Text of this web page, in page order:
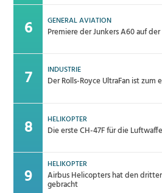
GENERAL AVIATION
Premiere der Junkers A60 auf der
INDUSTRIE
Der Rolls-Royce UltraFan ist zum
HELIKOPTER
Die erste CH-47F für die
HELIKOPTER
Airbus Helicopters hat den
gebracht